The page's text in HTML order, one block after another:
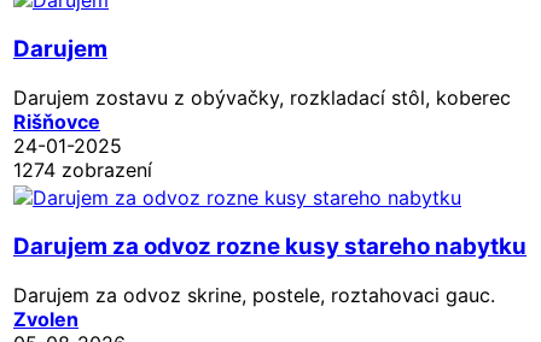
Darujem
Darujem zostavu z obývačky, rozkladací stôl, koberec
Rišňovce
24-01-2025
1274 zobrazení
Darujem za odvoz rozne kusy stareho nabytku
Darujem za odvoz skrine, postele, roztahovaci gauc.
Zvolen